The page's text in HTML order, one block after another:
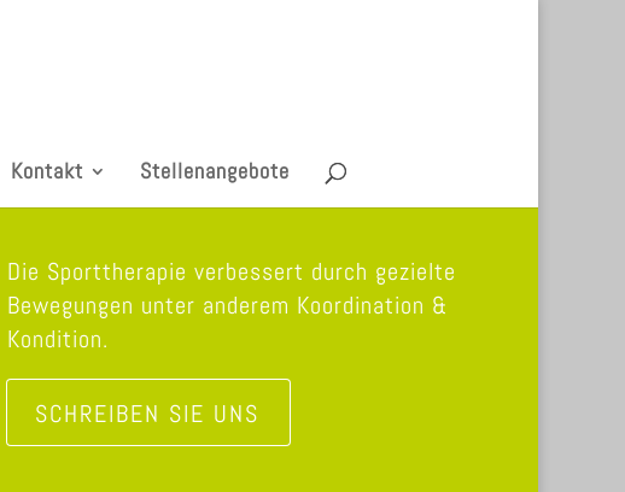
Kontakt Stellenangebote
Die Sporttherapie verbessert durch gezielte
Bewegungen unter anderem Koordination &
Kondition.
SCHREIBEN SIE UNS